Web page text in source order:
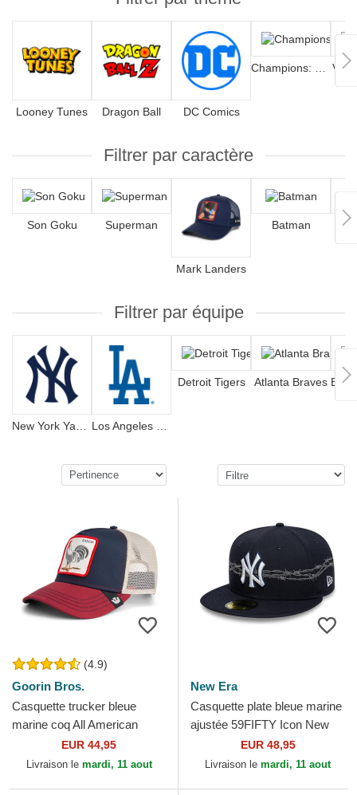
Looney Tunes Dragon Ball DC Comics
Champions: Olive et Tom
Filtrer par caractère
Son Goku Superman
Mark Landers
Batman
Filtrer par équipe
Detroit Tigers Atlanta Braves
(4.9)
Goorin Bros.
Casquette trucker bleue
marine coq All American
Rooster Goorin Bros.
EUR 44,95
Livraison le mardi, 11 aout
New Era
Casquette plate bleue marine
ajustée 59FIFTY Icon New
York Yankees MLB New Era
EUR 48,95
Livraison le mardi, 11 aout